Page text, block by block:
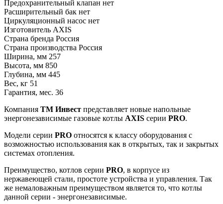
Предохранительный клапан нет
Расширительный бак нет
Циркуляционный насос нет
Изготовитель AXIS
Страна бренда Россия
Страна производства Россия
Ширина, мм 257
Высота, мм 850
Глубина, мм 445
Вес, кг 51
Гарантия, мес. 36
Компания ТМ Инвест представляет новые напольные
энергонезависимые газовые котлы AXIS серии PRO.
Модели серии PRO относятся к классу оборудования с
возможностью использования как в открытых, так и закрытых
системах отопления.
Преимущество, котлов серии PRO, в корпусе из
нержавеющей стали, простоте устройства и управления. Так
же немаловажным преимуществом является то, что котлы
данной серии - энергонезависимые.